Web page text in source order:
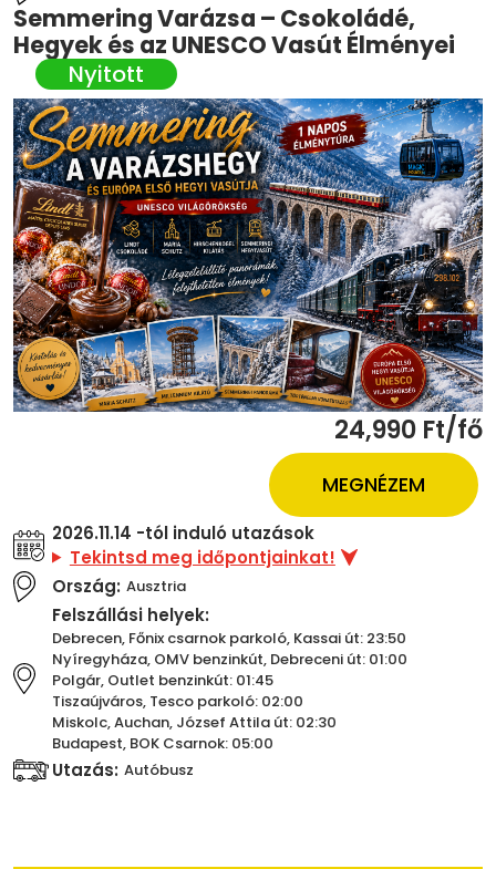
Semmering Varázsa – Csokoládé,
Hegyek és az UNESCO Vasút Élményei
24,990 Ft/fő
MEGNÉZEM
2026.11.14 -tól induló utazások
Tekintsd meg időpontjainkat!
Ország: Ausztria
Felszállási helyek:
Debrecen, Főnix csarnok parkoló, Kassai út: 23:50
Nyíregyháza, OMV benzinkút, Debreceni út: 01:00
Polgár, Outlet benzinkút: 01:45
Tiszaújváros, Tesco parkoló: 02:00
Miskolc, Auchan, József Attila út: 02:30
Budapest, BOK Csarnok: 05:00
Utazás: Autóbusz